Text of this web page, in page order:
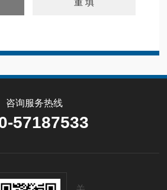
咨询服务热线
57187533